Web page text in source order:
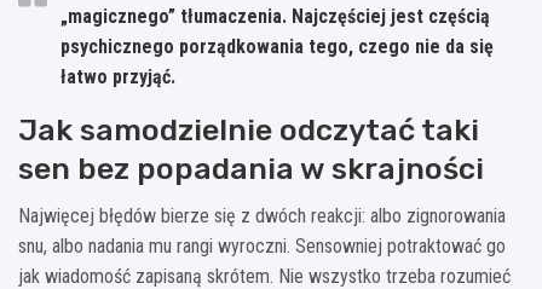
„magicznego” tłumaczenia. Najczęściej jest częścią
psychicznego porządkowania tego, czego nie da się
łatwo przyjąć.
Jak samodzielnie odczytać taki
sen bez popadania w skrajności
Najwięcej błędów bierze się z dwóch reakcji: albo zignorowania
snu, albo nadania mu rangi wyroczni. Sensowniej potraktować go
jak wiadomość zapisaną skrótem. Nie wszystko trzeba rozumieć